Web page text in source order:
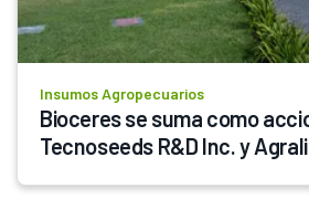
Insumos Agropecuarios
Bioceres se suma como
Tecnoseeds R&D Inc. y